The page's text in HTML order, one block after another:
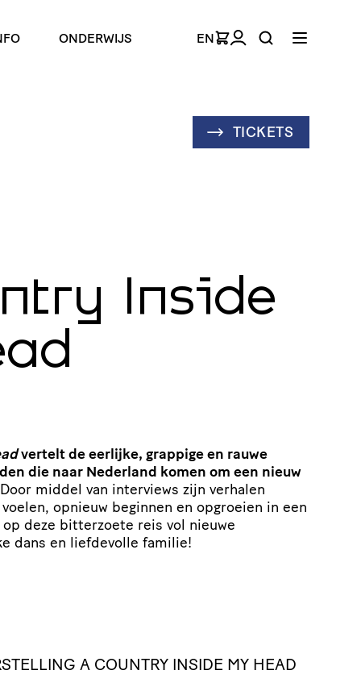
ONDERWIJS EN
TICKETS
Inside
vertelt de eerlijke, grappige en rauwe
die naar Nederland komen om een nieuw
Door middel van interviews zijn verhalen
opnieuw beginnen en opgroeien in een
deze bitterzoete reis vol nieuwe
dans en liefdevolle familie!
A COUNTRY INSIDE MY HEAD